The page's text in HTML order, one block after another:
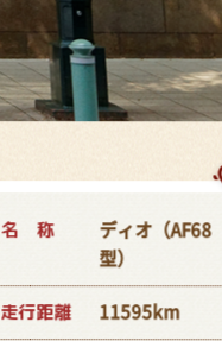
名 称 ディオ（AF68
型）
走行距離 11595km